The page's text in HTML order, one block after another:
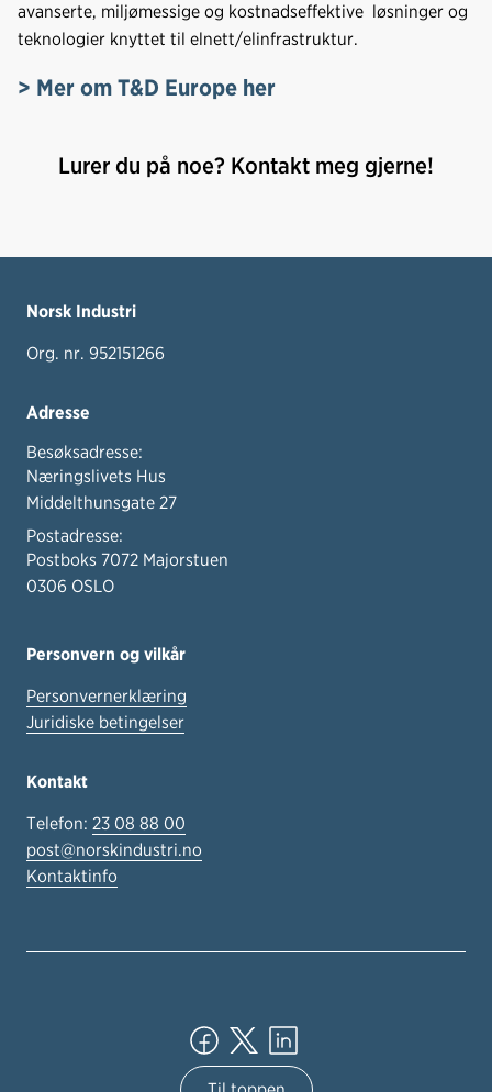
avanserte, miljømessige og kostnadseffektive løsninger og
teknologier knyttet til elnett/elinfrastruktur.
> Mer om T&D Europe her
Lurer du på noe? Kontakt meg gjerne!
Norsk Industri
Org. nr. 952151266
Adresse
Besøksadresse:
Næringslivets Hus
Middelthunsgate 27
Postadresse:
Postboks 7072 Majorstuen
0306 OSLO
Personvern og vilkår
Personvernerklæring
Juridiske betingelser
Kontakt
Telefon: 23 08 88 00
post@norskindustri.no
Kontaktinfo